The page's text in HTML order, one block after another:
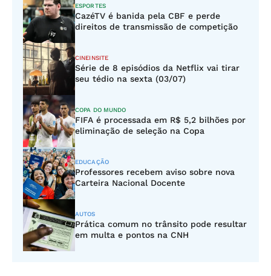
ESPORTES
CazéTV é banida pela CBF e perde
direitos de transmissão de competição
CINEINSITE
Série de 8 episódios da Netflix vai tirar
seu tédio na sexta (03/07)
COPA DO MUNDO
FIFA é processada em R$ 5,2 bilhões por
eliminação de seleção na Copa
EDUCAÇÃO
Professores recebem aviso sobre nova
Carteira Nacional Docente
AUTOS
Prática comum no trânsito pode resultar
em multa e pontos na CNH